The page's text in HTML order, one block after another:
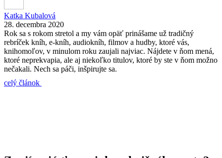
Katka Kubalová
28. decembra 2020
Rok sa s rokom stretol a my vám opäť prinášame už tradičný
rebríček kníh, e-kníh, audiokníh, filmov a hudby, ktoré vás,
knihomoľov, v minulom roku zaujali najviac. Nájdete v ňom mená,
ktoré neprekvapia, ale aj niekoľko titulov, ktoré by ste v ňom možno
nečakali. Nech sa páči, inšpirujte sa.
celý článok